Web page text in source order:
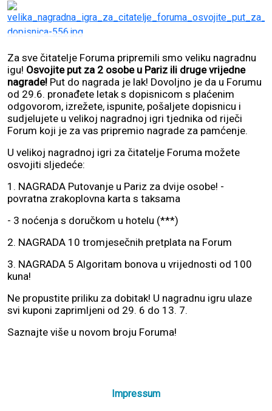
Za sve čitatelje Foruma pripremili smo veliku nagradnu
igu! Osvojite put za 2 osobe u Pariz ili druge vrijedne
nagrade! Put do nagrada je lak! Dovoljno je da u Forumu
od 29.6. pronađete letak s dopisnicom s plaćenim
odgovorom, izrežete, ispunite, pošaljete dopisnicu i
sudjelujete u velikoj nagradnoj igri tjednika od riječi
Forum koji je za vas pripremio nagrade za pamćenje.
U velikoj nagradnoj igri za čitatelje Foruma možete
osvojiti sljedeće:
1. NAGRADA Putovanje u Pariz za dvije osobe! -
povratna zrakoplovna karta s taksama
- 3 noćenja s doručkom u hotelu (***)
2. NAGRADA 10 tromjesečnih pretplata na Forum
3. NAGRADA 5 Algoritam bonova u vrijednosti od 100
kuna!
Ne propustite priliku za dobitak! U nagradnu igru ulaze
svi kuponi zaprimljeni od 29. 6 do 13. 7.
Saznajte više u novom broju Foruma!
Impressum